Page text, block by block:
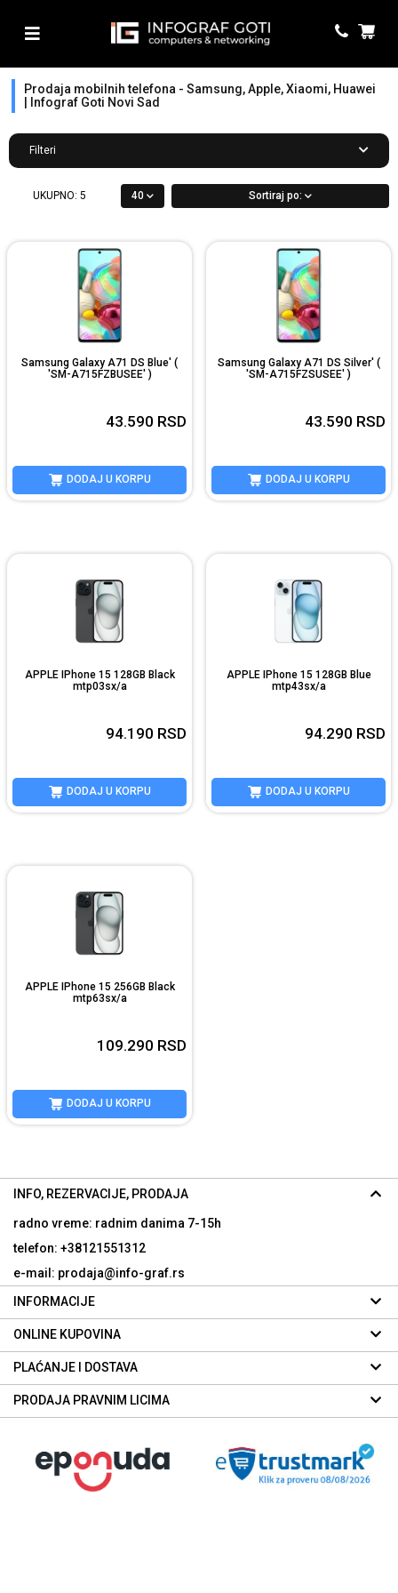
Prodaja mobilnih telefona - Samsung, Apple, Xiaomi, Huawei
| Infograf Goti Novi Sad
Filteri
UKUPNO: 5 40 Sortiraj po:
Samsung Galaxy A71 DS Blue' (
'SM-A715FZBUSEE' )
43.590 RSD
DODAJ U KORPU
Samsung Galaxy A71 DS Silver' (
'SM-A715FZSUSEE' )
43.590 RSD
DODAJ U KORPU
APPLE IPhone 15 128GB Black
mtp03sx/a
94.190 RSD
DODAJ U KORPU
APPLE IPhone 15 128GB Blue
mtp43sx/a
94.290 RSD
DODAJ U KORPU
APPLE IPhone 15 256GB Black
mtp63sx/a
109.290 RSD
DODAJ U KORPU
INFO, REZERVACIJE, PRODAJA
radno vreme: radnim danima 7-15h
telefon: +38121551312
e-mail: prodaja@info-graf.rs
INFORMACIJE
ONLINE KUPOVINA
PLAĆANJE I DOSTAVA
PRODAJA PRAVNIM LICIMA